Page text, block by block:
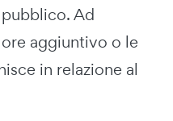
Ad
aggiuntivo o le
in relazione al